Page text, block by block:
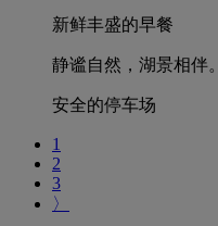
新鲜丰盛的早餐
静谧自然，湖景相伴。
安全的停车场
1
2
3
〉